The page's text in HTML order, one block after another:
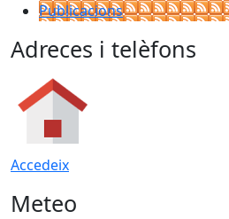
Publicacions
Adreces i telèfons
Accedeix
Meteo